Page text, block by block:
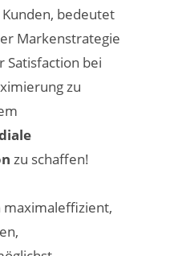
bedeutet
Markenstrategie
Satisfaction bei
zu
zu schaffen!
maximaleffizient,